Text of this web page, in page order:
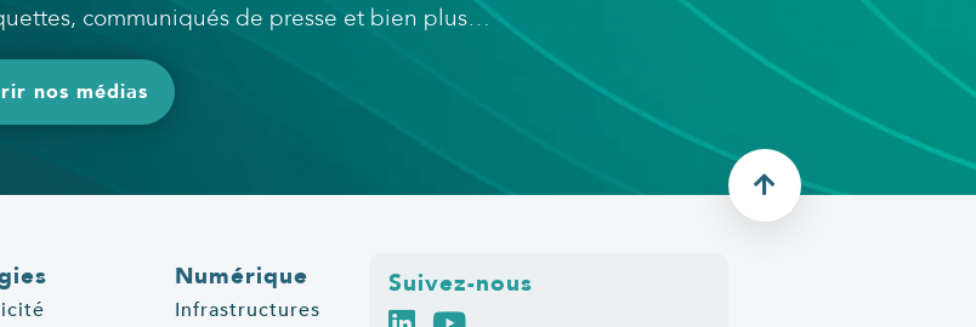
communiqués de presse et bien plus…
nos médias
Numérique
Infrastructures
Suivez-nous